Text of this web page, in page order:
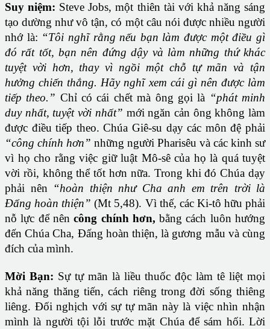
Suy niệm: Steve Jobs, một thiên tài với khả năng sáng
tạo dường như vô tận, có một câu nói được nhiều người
nhớ là: “Tôi nghĩ rằng nếu bạn làm được một điều gì
đó rất tốt, bạn nên đứng dậy và làm những thứ khác
tuyệt vời hơn, thay vì ngồi một chỗ tự mãn và tận
hưởng chiến thắng. Hãy nghĩ xem cái gì nên được làm
tiếp theo.” Chỉ có cái chết mà ông gọi là “phát minh
duy nhất, tuyệt vời nhất” mới ngăn cản ông không làm
được điều tiếp theo. Chúa Giê-su dạy các môn đệ phải
“công chính hơn” những người Pharisêu và các kinh sư
vì họ cho rằng việc giữ luật Mô-sê của họ là quá tuyệt
vời rồi, không thể tốt hơn nữa. Trong khi đó Chúa dạy
phải nên “hoàn thiện như Cha anh em trên trời là
Đấng hoàn thiện”(Mt 5,48). Vì thế, các Ki-tô hữu phải
nỗ lực để nêncông chính hơn, bằng cách luôn hướng
đến Chúa Cha, Đấng hoàn thiện, là gương mẫu và cùng
đích của mình.
Mời Bạn: Sự tự mãn là liều thuốc độc làm tê liệt mọi
khả năng thăng tiến, cách riêng trong đời sống thiêng
liêng. Đối nghịch với sự tự mãn này là việc nhìn nhận
mình là người tội lỗi trước mặt Chúa để sám hối. Lời